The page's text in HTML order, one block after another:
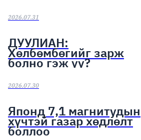
2026.07.31
ДУУЛИАН:
Хөлбөмбөгийг зарж
болно гэж үү?
2026.07.30
Японд 7,1 магнитудын
хүчтэй газар хөдлөлт
боллоо